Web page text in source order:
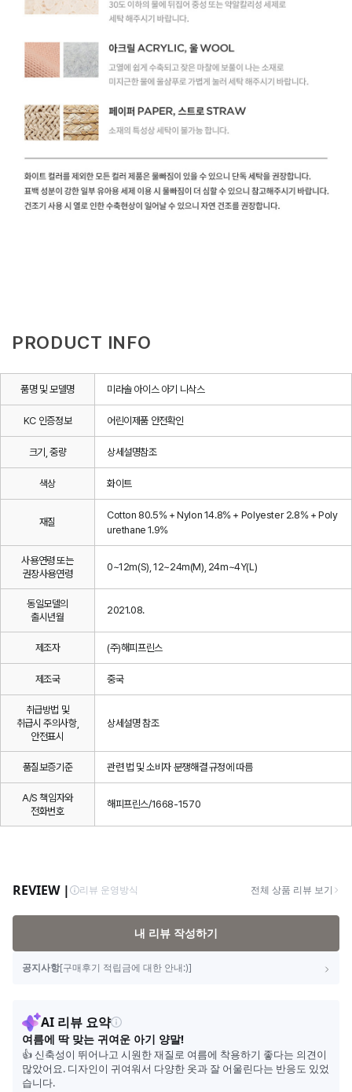
PRODUCT INFO
품명 및 모델명 미라솔 아이스 아기 니삭스
KC 인증정보 어린이제품 안전확인
크기, 중량 상세설명참조
색상 화이트
재질
Cotton 80.5% + Nylon 14.8% + Polyester 2.8% + Poly
urethane 1.9%
사용연령 또는
권장사용연령
0~12m(S), 12~24m(M), 24m~4Y(L)
동일모델의
출시년월
2021.08.
제조자 (주)해피프린스
제조국 중국
취급방법 및
취급시 주의사항,
안전표시
상세설명 참조
품질보증기준 관련 법 및 소비자 분쟁해결 규정에 따름
A/S 책임자와
전화번호
해피프린스/1668-1570